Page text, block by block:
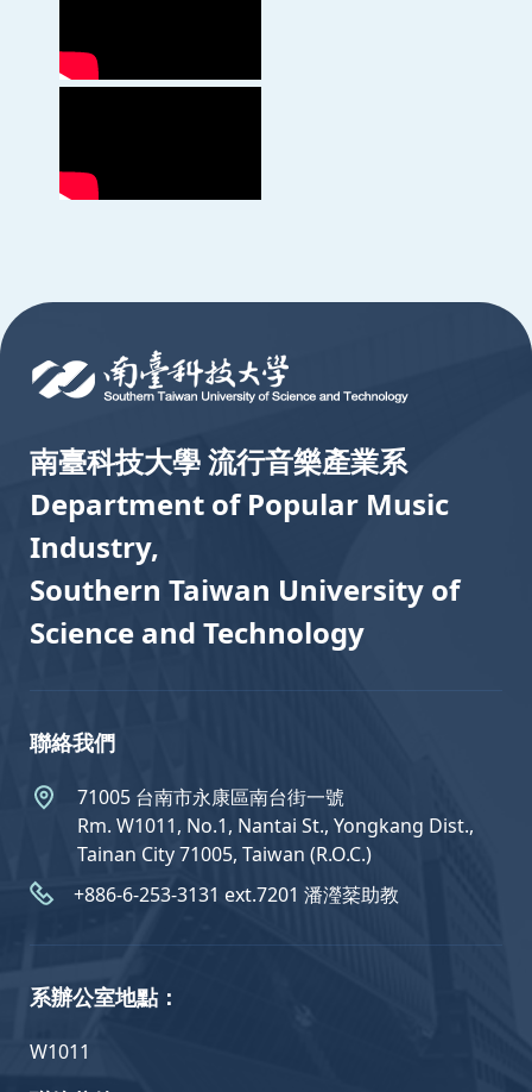
南臺科技大學 流行音樂產業系
Department of Popular Music
Industry,
Southern Taiwan University of
Science and Technology
聯絡我們
71005 台南市永康區南台街一號
Rm. W1011, No.1, Nantai St., Yongkang Dist.,
Tainan City 71005, Taiwan (R.O.C.)
+886-6-253-3131 ext.7201 潘瀅棻助教
系辦公室地點：
W1011